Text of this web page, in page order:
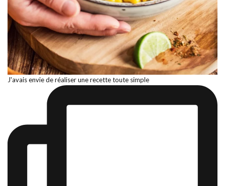
J'avais envie de réaliser une recette toute simple